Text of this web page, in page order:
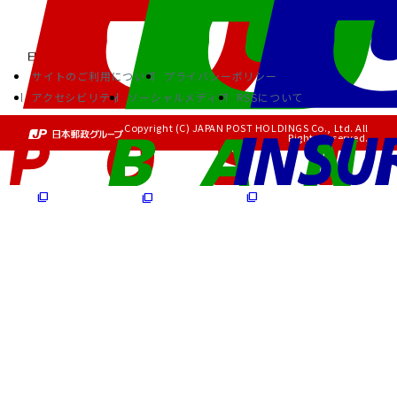
サイトのご利用について
プライバシーポリシー
アクセシビリティ
ソーシャルメディア RSSについて
Copyright (C) JAPAN POST HOLDINGS Co., Ltd. All
Rights Reserved.